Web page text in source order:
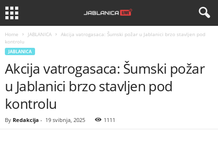
Home JABLANICA
Akcija vatrogasaca: Šumski požar u Jablanici brzo stavljen pod
kontrolu
JABLANICA
Akcija vatrogasaca: Šumski požar
u Jablanici brzo stavljen pod
kontrolu
By Redakcija - 19 svibnja, 2025 1111